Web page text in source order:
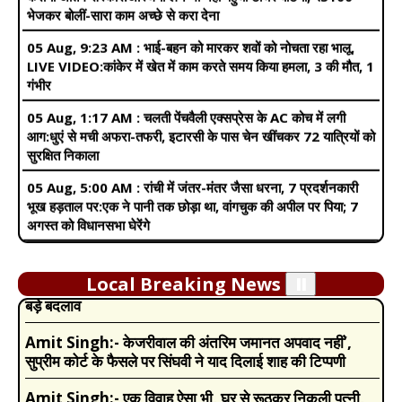
गंभीर
05 Aug, 1:17 AM : चलती पेंचवैली एक्सप्रेस के AC कोच में लगी
आग:धुएं से मची अफरा-तफरी, इटारसी के पास चेन खींचकर 72 यात्रियों को
सुरक्षित निकाला
05 Aug, 5:00 AM :रांची में जंतर-मंतर जैसा धरना, 7 प्रदर्शनकारी
भूख हड़ताल पर:एक ने पानी तक छोड़ा था, वांगचुक की अपील पर पिया; 7
अगस्त को विधानसभा घेरेंगे
05 Aug, 6:15 AM :अभिजीत दीपके बोले- पॉलिटिकल पार्टी नहीं
बनाएंगे:कॉकरोच जनता पार्टी प्रेशर ग्रुप की तरह काम करेगी, देश को जन-
आंदोलन की जरूरत
मां,VIDEO:चचेरी बहन छुड़ाने लगी तो थप्पड़ मारे, स्कूटी से 50 मीटर तक
घसीटा
04 Aug, 11:30 PM :अमृतसर- बहन घर नहीं आई तो भाई ने टांग
तोड़ी,VIDEO:लोहे की रॉड से 15 सेकेंड में 12 वार किए; मायके से ससुराल
मुंबई लौट रही थी
05 Aug, 7:49 AM :SC बोला- युवाओं की बात सुनना सबसे ताकतवर
Local Breaking News
Amit Singh:-Pregnancy में इन वजहों से बढ़ जाती है
खुजली की समस्या, नजरअंदाज करने की गलती मां और बच्चे दोनों के
लिए खतरा
Amit Singh:-Income Tax Budget 2024: टैक्सपेयर्स
Amit Singh:-केजरीवाल की अंतरिम जमानत अपवाद नहीं’,
सुप्रीम कोर्ट के फैसले पर सिंघवी ने याद दिलाई शाह की टिप्पणी
Amit Singh:-एक विवाह ऐसा भी, घर से रूठकर निकली पत्नी,
पति के सामने रखी शर्त, खाकी ने दोबारा कराई शादी, गिफ्ट देकर की